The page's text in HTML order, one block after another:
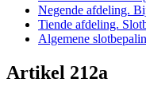
Negende afdeling.
Tiende afdeling.
Algemene
Artikel 212a